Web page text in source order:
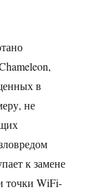
в
не
к замене
точки WiFi-